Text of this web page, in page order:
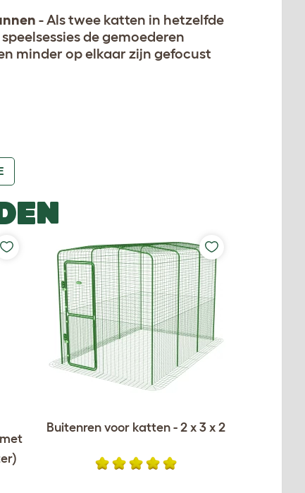
- Als twee katten in hetzelfde
de gemoederen
minder op elkaar zijn gefocust
Buitenren voor katten - 2 x 3 x 2